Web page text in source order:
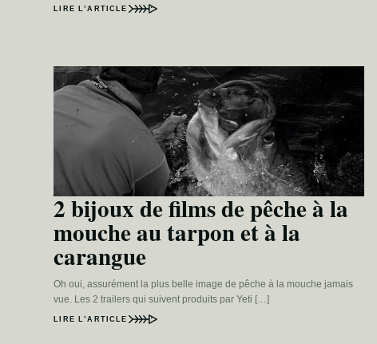
LIRE L’ARTICLE
2 bijoux de films de pêche à la
mouche au tarpon et à la
carangue
Oh oui, assurément la plus belle image de pêche à la mouche jamais
vue. Les 2 trailers qui suivent produits par Yeti […]
LIRE L’ARTICLE